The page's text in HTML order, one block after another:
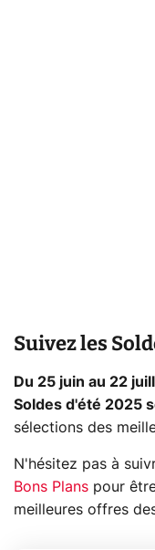
Suivez les
Du 25 juin au 22
Soldes d'été 2025
sélections des
N'hésitez pas à
Bons Plans pour
meilleures offres